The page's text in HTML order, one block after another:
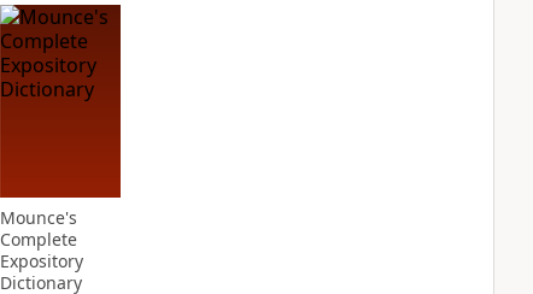
Mounce's
Complete
Expository
Dictionary